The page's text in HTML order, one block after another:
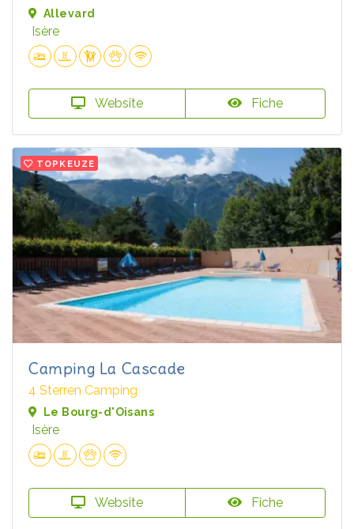
Allevard
Isère
Website Fiche
TOPKEUZE
Camping La Cascade
4 Sterren Camping
Le Bourg-d'Oisans
Isère
Website Fiche